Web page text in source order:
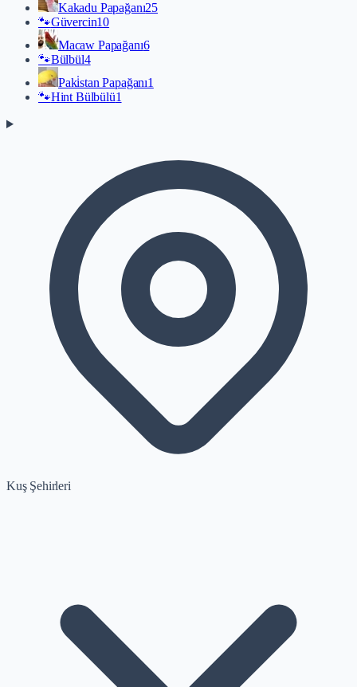
Kakadu Papağanı25
🐾Güvercin10
Macaw Papağanı6
🐾Bülbül4
Paki̇stan Papağanı1
🐾Hint Bülbülü1
Kuş Şehirleri